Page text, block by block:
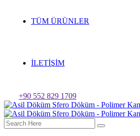
TÜM ÜRÜNLER
İLETİŞİM
+90 552 829 1709